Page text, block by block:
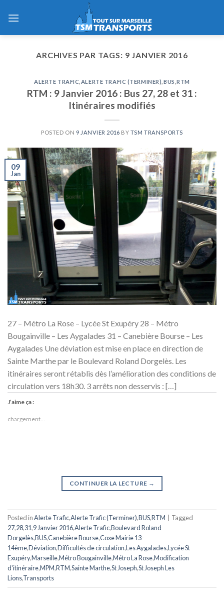
ARCHIVES PAR TAGS: 9 JANVIER 2016
ALERTE TRAFIC ALERTE TRAFIC (TERMINER) BUS ,RTM
RTM : 9 Janvier 2016 : Bus 27, 28 et 31 :
Itinéraires modifiés
POSTED ON 9 JANVIER 2016 BY TSM TRANSPORTS
09
Jan
27 – Métro La Rose – Lycée St Exupéry 28 – Métro
Bougainville – Les Aygalades 31 – Canebière Bourse – Les
Aygalades Une déviation est mise en place en direction de
Sainte Marthe par le Boulevard Roland Dorgelès. Les
itinéraires seront rétablis dès l’amélioration des conditions de
circulation vers 18h30. 3 arrêts non desservis : […]
J’aime ça :
chargement…
CONTINUER LA LECTURE →
Posted inAlerte Trafic,Alerte Trafic (Terminer),BUS,RTM
Tagged
27,28,31,9 Janvier 2016,Alerte Trafic,Boulevard Roland
Dorgelès,BUS,Canebière Bourse,Coxe Mairie 13-
14ème,Déviation,Difficultés de circulation,Les Aygalades,Lycée St
Exupéry,Marseille,Métro Bougainville,Métro La Rose,Modification
d'itinéraire,MPM,RTM,Sainte Marthe,St Joseph,St Joseph Les
Lions,Transports